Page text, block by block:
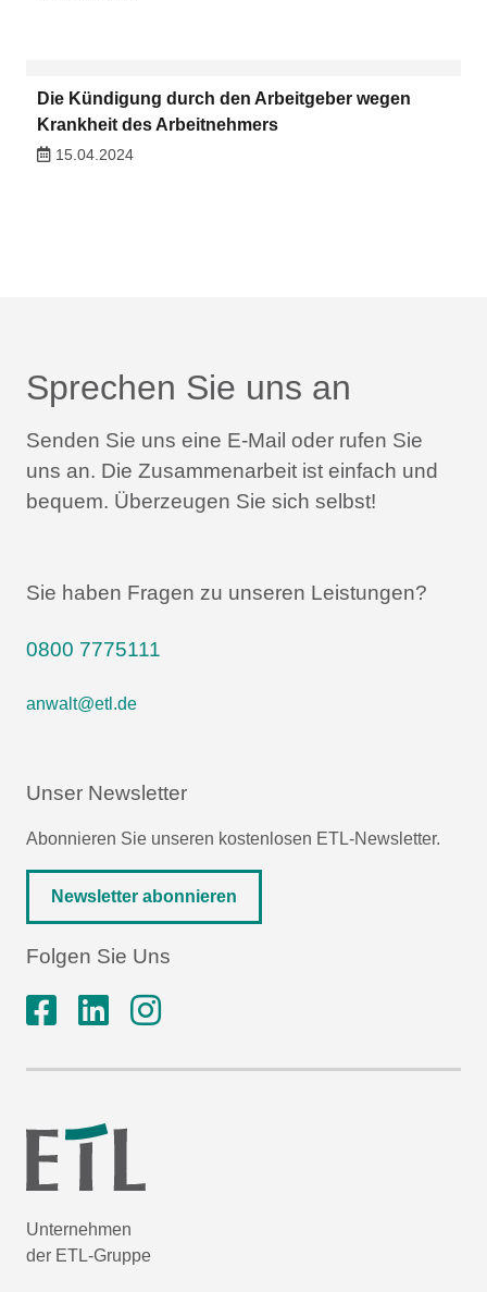
Die Kündigung durch den Arbeitgeber wegen
Krankheit des Arbeitnehmers
15.04.2024
Sprechen Sie uns an
Senden Sie uns eine E-Mail oder rufen Sie
uns an. Die Zusammenarbeit ist einfach und
bequem. Überzeugen Sie sich selbst!
Sie haben Fragen zu unseren Leistungen?
0800 7775111
anwalt@etl.de
Unser Newsletter
Abonnieren Sie unseren kostenlosen ETL-Newsletter.
Newsletter abonnieren
Folgen Sie Uns
Unternehmen
der ETL-Gruppe